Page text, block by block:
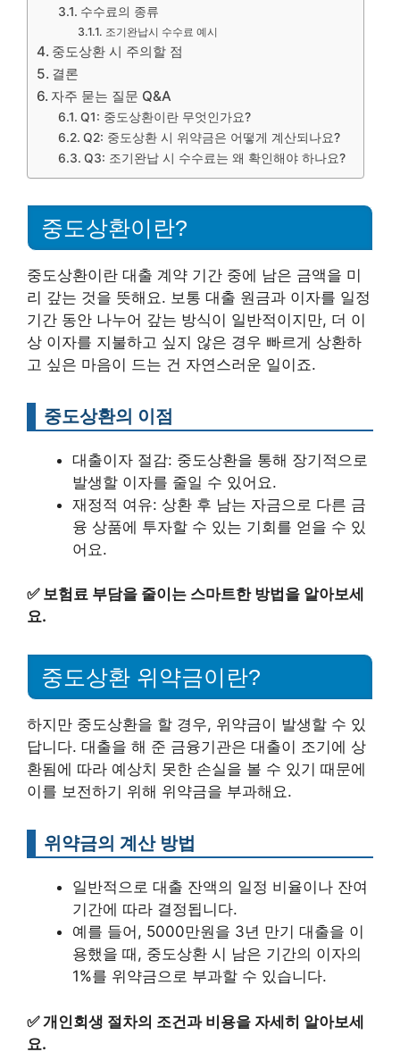
수수료의 종류
조기완납시 수수료 예시
중도상환 시 주의할 점
결론
자주 묻는 질문 Q&A
Q1: 중도상환이란 무엇인가요?
Q2: 중도상환 시 위약금은 어떻게 계산되나요?
Q3: 조기완납 시 수수료는 왜 확인해야 하나요?
중도상환이란?
중도상환이란 대출 계약 기간 중에 남은 금액을 미
리 갚는 것을 뜻해요. 보통 대출 원금과 이자를 일정
기간 동안 나누어 갚는 방식이 일반적이지만, 더 이
상 이자를 지불하고 싶지 않은 경우 빠르게 상환하
고 싶은 마음이 드는 건 자연스러운 일이죠.
중도상환의 이점
대출이자 절감: 중도상환을 통해 장기적으로
발생할 이자를 줄일 수 있어요.
재정적 여유: 상환 후 남는 자금으로 다른 금
융 상품에 투자할 수 있는 기회를 얻을 수 있
어요.
✅ 보험료 부담을 줄이는 스마트한 방법을 알아보세
요.
중도상환 위약금이란?
하지만 중도상환을 할 경우, 위약금이 발생할 수 있
답니다. 대출을 해 준 금융기관은 대출이 조기에 상
환됨에 따라 예상치 못한 손실을 볼 수 있기 때문에
이를 보전하기 위해 위약금을 부과해요.
위약금의 계산 방법
일반적으로 대출 잔액의 일정 비율이나 잔여
기간에 따라 결정됩니다.
예를 들어, 5000만원을 3년 만기 대출을 이
용했을 때, 중도상환 시 남은 기간의 이자의
1%를 위약금으로 부과할 수 있습니다.
✅개인회생 절차의 조건과 비용을 자세히 알아보세
요.